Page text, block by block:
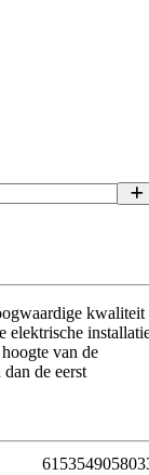
kwaliteit
elektrische
van de
de eerst